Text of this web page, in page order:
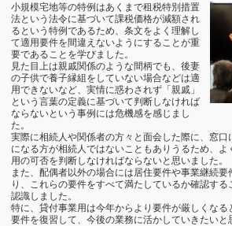
小規模宅地等の特例はあくまで租税特別措置
法という法令に基づいて課税価格が減額され
るという特例であるため、条文をよく理解し
て適用要件を間違えないようにすることが重
要であることを学びました。
見た目上は親戚関係のような間柄でも、後妻
の子供で養子縁組をしていない場合などは適
用できないなど、実情に惑わされず「親戚」
という言葉の定義に基づいて判断しなければ
ならないという事例には危機感を感じまし
た。
実際に相続人や関係者の方々と面会した際に、窓
になる方が相続人ではないこともありうるため、
用の可否を判断しなければならないと思いました。
また、配偶者以外の場合には居住要件や事業継続
り、これらの要件をすべて満たしているか確認す
認識しました。
特に、貸付事業用は今年からより要件が厳しくな
要件を復習して、今後の業務に活かしていきたいと